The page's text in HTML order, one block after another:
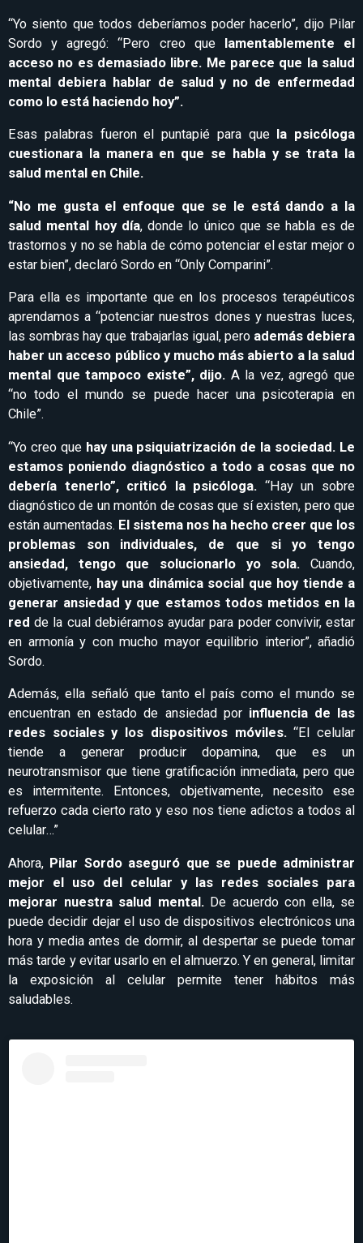
“Yo siento que todos deberíamos poder hacerlo”, dijo Pilar
Sordo y agregó: “Pero creo quelamentablemente el
acceso no es demasiado libre. Me parece que la salud
mental debiera hablar de salud y no de enfermedad
como lo está haciendo hoy”.
Esas palabras fueron el puntapié para quela psicóloga
cuestionara la manera en que se habla y se trata la
salud mental en Chile.
“No me gusta el enfoque que se le está dando a la
salud mental hoy día, donde lo único que se habla es de
trastornos y no se habla de cómo potenciar el estar mejor o
estar bien”, declaró Sordo en “Only Comparini”.
Para ella es importante que en los procesos terapéuticos
aprendamos a “potenciar nuestros dones y nuestras luces,
las sombras hay que trabajarlas igual, pero además debiera
haber un acceso público y mucho más abierto a la salud
mental que tampoco existe”, dijo. A la vez, agregó que
“no todo el mundo se puede hacer una psicoterapia en
Chile”.
“Yo creo que hay una psiquiatrización de la sociedad. Le
estamos poniendo diagnóstico a todo a cosas que no
debería tenerlo”, criticó la psicóloga. “Hay un sobre
diagnóstico de un montón de cosas que sí existen, pero que
están aumentadas. El sistema nos ha hecho creer que los
problemas son individuales, de que si yo tengo
ansiedad, tengo que solucionarlo yo sola. Cuando,
objetivamente, hay una dinámica social que hoy tiende a
generar ansiedad y que estamos todos metidos en la
redde la cual debiéramos ayudar para poder convivir, estar
en armonía y con mucho mayor equilibrio interior”, añadió
Sordo.
Además, ella señaló que tanto el país como el mundo se
encuentran en estado de ansiedad porinfluencia de las
redes sociales y los dispositivos móviles.“El celular
tiende a generar producir dopamina, que es un
neurotransmisor que tiene gratificación inmediata, pero que
es intermitente. Entonces, objetivamente, necesito ese
refuerzo cada cierto rato y eso nos tiene adictos a todos al
celular…”
Ahora, Pilar Sordo aseguró que se puede administrar
mejor el uso del celular y las redes sociales para
mejorar nuestra salud mental. De acuerdo con ella, se
puede decidir dejar el uso de dispositivos electrónicos una
hora y media antes de dormir, al despertar se puede tomar
más tarde y evitar usarlo en el almuerzo. Y en general, limitar
la exposición al celular permite tener hábitos más
saludables.